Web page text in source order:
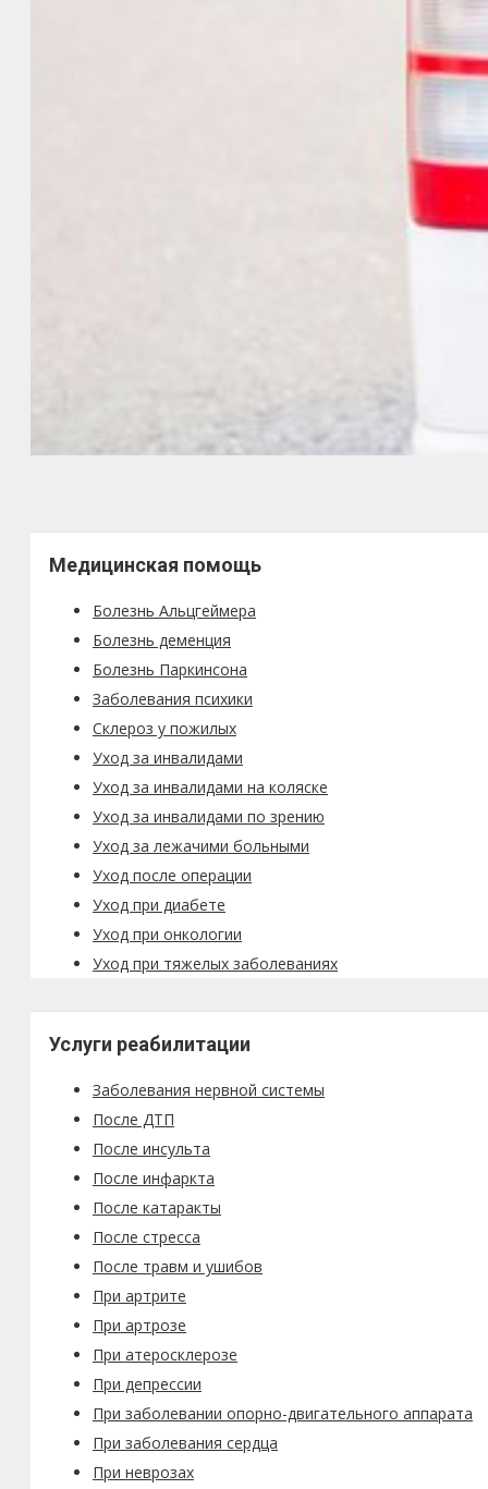
Медицинская помощь
Болезнь Альцгеймера
Болезнь деменция
Болезнь Паркинсона
Заболевания психики
Склероз у пожилых
Уход за инвалидами
Уход за инвалидами на коляске
Уход за инвалидами по зрению
Уход за лежачими больными
Уход после операции
Уход при диабете
Уход при онкологии
Уход при тяжелых заболеваниях
Услуги реабилитации
Заболевания нервной системы
После ДТП
После инсульта
После инфаркта
После катаракты
После стресса
После травм и ушибов
При артрите
При артрозе
При атеросклерозе
При депрессии
При заболевании опорно-двигательного аппарата
При заболевания сердца
При неврозах